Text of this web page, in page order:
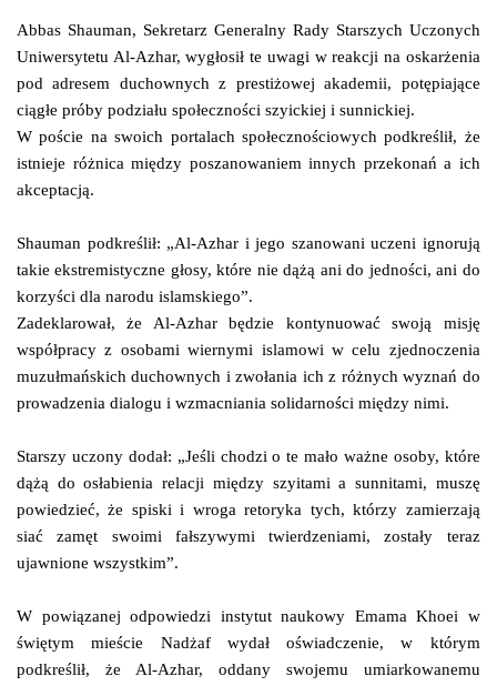
Abbas Shauman, Sekretarz Generalny Rady Starszych Uczonych
Uniwersytetu Al-Azhar, wygłosił te uwagi w reakcji na oskarżenia
pod adresem duchownych z prestiżowej akademii, potępiające
ciągłe próby podziału społeczności szyickiej i sunnickiej.
W poście na swoich portalach społecznościowych podkreślił, że
istnieje różnica między poszanowaniem innych przekonań a ich
akceptacją.
Shauman podkreślił: „Al-Azhar i jego szanowani uczeni ignorują
takie ekstremistyczne głosy, które nie dążą ani do jedności, ani do
korzyści dla narodu islamskiego”.
Zadeklarował, że Al-Azhar będzie kontynuować swoją misję
współpracy z osobami wiernymi islamowi w celu zjednoczenia
muzułmańskich duchownych i zwołania ich z różnych wyznań do
prowadzenia dialogu i wzmacniania solidarności między nimi.
Starszy uczony dodał: „Jeśli chodzi o te mało ważne osoby, które
dążą do osłabienia relacji między szyitami a sunnitami, muszę
powiedzieć, że spiski i wroga retoryka tych, którzy zamierzają
siać zamęt swoimi fałszywymi twierdzeniami, zostały teraz
ujawnione wszystkim”.
W powiązanej odpowiedzi instytut naukowy Emama Khoei w
świętym mieście Nadżaf wydał oświadczenie, w którym
podkreślił, że Al-Azhar, oddany swojemu umiarkowanemu